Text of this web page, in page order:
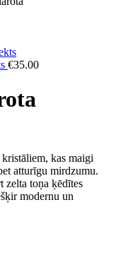
€35.00
kas maigi
atturīgu mirdzumu.
zelta toņa ķēdītes
modernu un